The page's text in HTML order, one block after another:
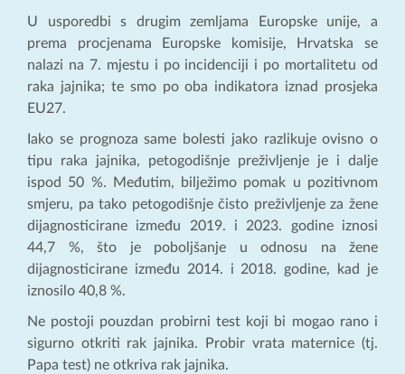
U usporedbi s drugim zemljama Europske unije, a
prema procjenama Europske komisije, Hrvatska se
nalazi na 7. mjestu i po incidenciji i po mortalitetu od
raka jajnika; te smo po oba indikatora iznad prosjeka
EU27.
Iako se prognoza same bolesti jako razlikuje ovisno o
tipu raka jajnika, petogodišnje preživljenje je i dalje
ispod 50 %. Međutim, bilježimo pomak u pozitivnom
smjeru, pa tako petogodišnje čisto preživljenje za žene
dijagnosticirane između 2019. i 2023. godine iznosi
44,7 %, što je poboljšanje u odnosu na žene
dijagnosticirane između 2014. i 2018. godine, kad je
iznosilo 40,8 %.
Ne postoji pouzdan probirni test koji bi mogao rano i
sigurno otkriti rak jajnika. Probir vrata maternice (tj.
Papa test) ne otkriva rak jajnika.